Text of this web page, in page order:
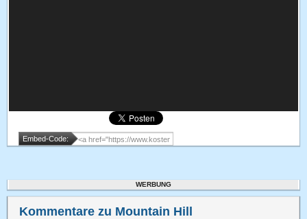
Embed-Code:
WERBUNG
Kommentare zu Mountain Hill